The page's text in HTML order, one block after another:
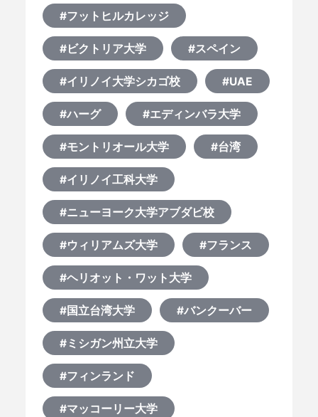
#フットヒルカレッジ
#ビクトリア大学 #スペイン
#イリノイ大学シカゴ校 #UAE
#ハーグ #エディンバラ大学
#モントリオール大学 #台湾
#イリノイ工科大学
#ニューヨーク大学アブダビ校
#ウィリアムズ大学 #フランス
#ヘリオット・ワット大学
#国立台湾大学 #バンクーバー
#ミシガン州立大学
#フィンランド
#マッコーリー大学